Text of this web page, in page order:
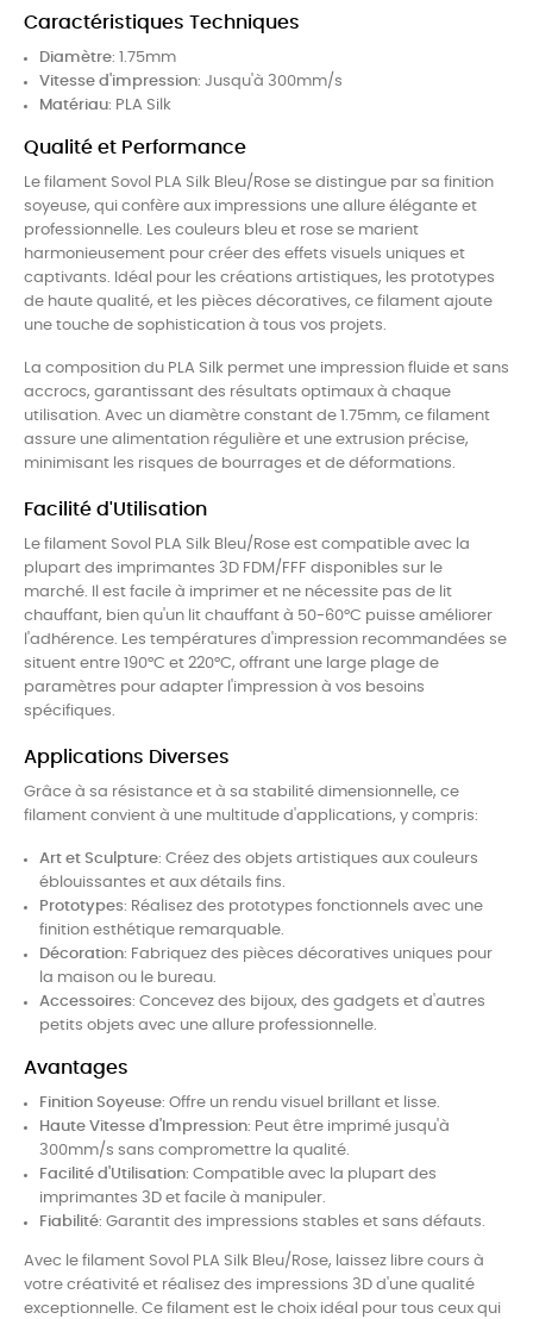
Caractéristiques Techniques
Diamètre: 1.75mm
Vitesse d'impression: Jusqu'à 300mm/s
Matériau: PLA Silk
Qualité et Performance
Le filament Sovol PLA Silk Bleu/Rose se distingue par sa finition
soyeuse, qui confère aux impressions une allure élégante et
professionnelle. Les couleurs bleu et rose se marient
harmonieusement pour créer des effets visuels uniques et
captivants. Idéal pour les créations artistiques, les prototypes
de haute qualité, et les pièces décoratives, ce filament ajoute
une touche de sophistication à tous vos projets.
La composition du PLA Silk permet une impression fluide et sans
accrocs, garantissant des résultats optimaux à chaque
utilisation. Avec un diamètre constant de 1.75mm, ce filament
assure une alimentation régulière et une extrusion précise,
minimisant les risques de bourrages et de déformations.
Facilité d'Utilisation
Le filament Sovol PLA Silk Bleu/Rose est compatible avec la
plupart des imprimantes 3D FDM/FFF disponibles sur le
marché. Il est facile à imprimer et ne nécessite pas de lit
chauffant, bien qu'un lit chauffant à 50-60°C puisse améliorer
l'adhérence. Les températures d'impression recommandées se
situent entre 190°C et 220°C, offrant une large plage de
paramètres pour adapter l'impression à vos besoins
spécifiques.
Applications Diverses
Grâce à sa résistance et à sa stabilité dimensionnelle, ce
filament convient à une multitude d'applications, y compris:
Art et Sculpture: Créez des objets artistiques aux couleurs
éblouissantes et aux détails fins.
Prototypes: Réalisez des prototypes fonctionnels avec une
finition esthétique remarquable.
Décoration: Fabriquez des pièces décoratives uniques pour
la maison ou le bureau.
Accessoires: Concevez des bijoux, des gadgets et d'autres
petits objets avec une allure professionnelle.
Avantages
Finition Soyeuse: Offre un rendu visuel brillant et lisse.
Haute Vitesse d'Impression: Peut être imprimé jusqu'à
300mm/s sans compromettre la qualité.
Facilité d'Utilisation: Compatible avec la plupart des
imprimantes 3D et facile à manipuler.
Fiabilité: Garantit des impressions stables et sans défauts.
Avec le filament Sovol PLA Silk Bleu/Rose, laissez libre cours à
votre créativité et réalisez des impressions 3D d'une qualité
exceptionnelle. Ce filament est le choix idéal pour tous ceux qui